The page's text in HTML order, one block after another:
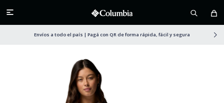

Envíos a todo el país | Pagá con QR de forma rápida, fácil y segura